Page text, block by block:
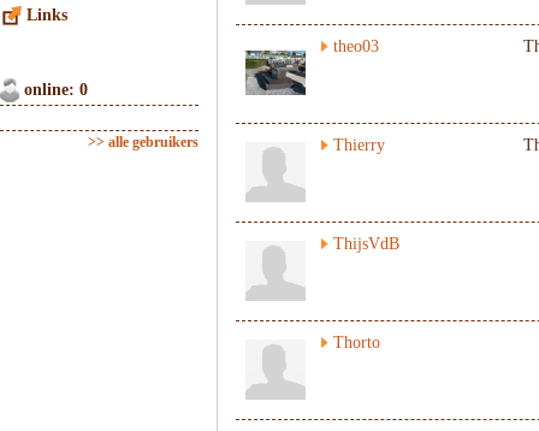
Links
online: 0
>> alle gebruikers
theo03
Thierry
ThijsVdB
Thorto